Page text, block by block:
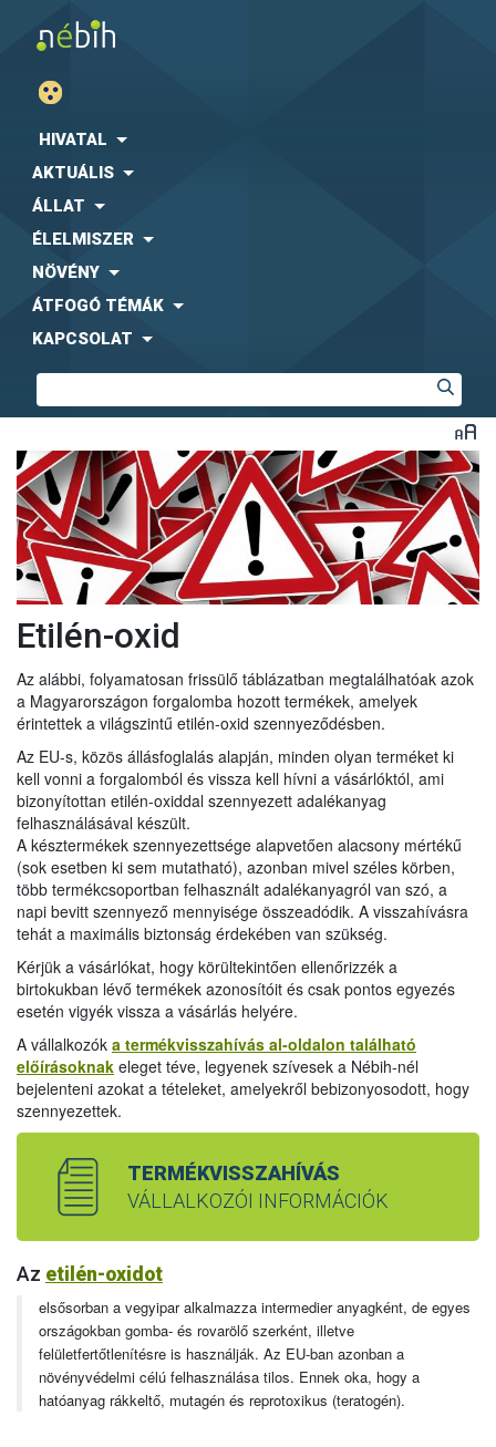
HIVATAL
AKTUÁLIS
ÁLLAT
ÉLELMISZER
NÖVÉNY
ÁTFOGÓ TÉMÁK
KAPCSOLAT
Etilén-oxid
Az alábbi, folyamatosan frissülő táblázatban megtalálhatóak azok
a Magyarországon forgalomba hozott termékek, amelyek
érintettek a világszintű etilén-oxid szennyeződésben.
Az EU-s, közös állásfoglalás alapján, minden olyan terméket ki
kell vonni a forgalomból és vissza kell hívni a vásárlóktól, ami
bizonyítottan etilén-oxiddal szennyezett adalékanyag
felhasználásával készült.
A késztermékek szennyezettsége alapvetően alacsony mértékű
(sok esetben ki sem mutatható), azonban mivel széles körben,
több termékcsoportban felhasznált adalékanyagról van szó, a
napi bevitt szennyező mennyisége összeadódik. A visszahívásra
tehát a maximális biztonság érdekében van szükség.
Kérjük a vásárlókat, hogy körültekintően ellenőrizzék a
birtokukban lévő termékek azonosítóit és csak pontos egyezés
esetén vigyék vissza a vásárlás helyére.
A vállalkozók a termékvisszahívás al-oldalon található
előírásoknak eleget téve, legyenek szívesek a Nébih-nél
bejelenteni azokat a tételeket, amelyekről bebizonyosodott, hogy
szennyezettek.
TERMÉKVISSZAHÍVÁS
VÁLLALKOZÓI INFORMÁCIÓK
Az etilén-oxidot
elsősorban a vegyipar alkalmazza intermedier anyagként, de egyes
országokban gomba- és rovarölő szerként, illetve
felületfertőtlenítésre is használják. Az EU-ban azonban a
növényvédelmi célú felhasználása tilos. Ennek oka, hogy a
hatóanyag rákkeltő, mutagén és reprotoxikus (teratogén).